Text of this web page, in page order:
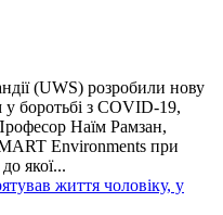
(UWS) розробили нову
боротьбі з COVID-19,
Наїм Рамзан,
Environments при
якої...
життя чоловіку, у